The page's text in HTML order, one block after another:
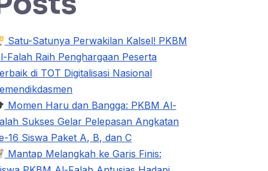
Satu-Satunya Perwakilan Kalsel! PKBM
Falah Raih Penghargaan Peserta
di TOT Digitalisasi Nasional
Momen Haru dan Bangga: PKBM Al-
Sukses Gelar Pelepasan Angkatan
16 Siswa Paket A, B, dan C
Mantap Melangkah ke Garis Finis: